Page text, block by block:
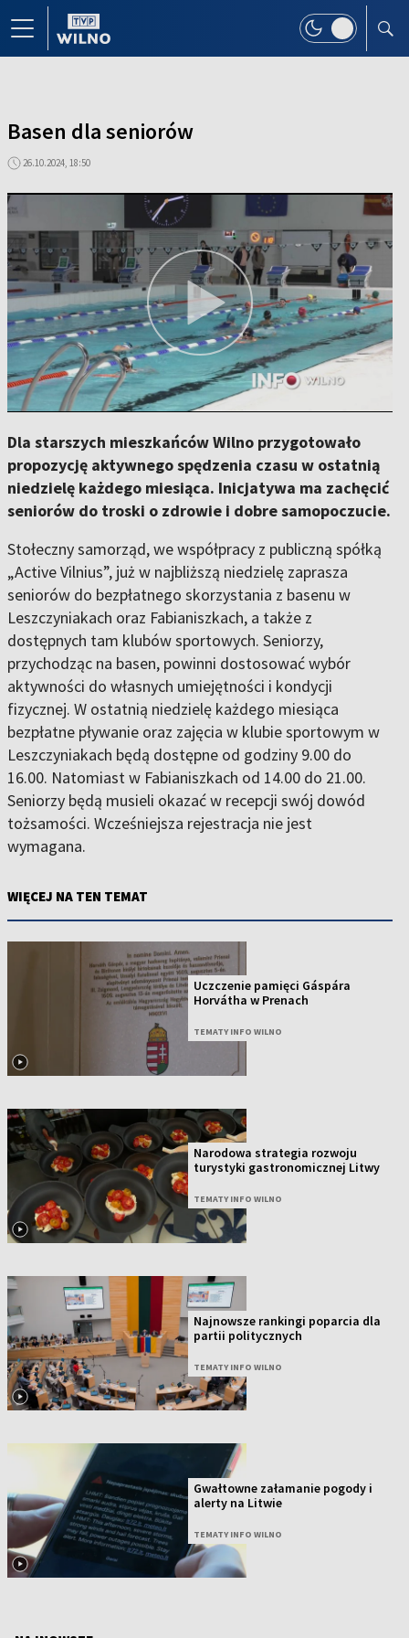
Basen dla seniorów
26.10.2024, 18:50
Dla starszych mieszkańców Wilno przygotowało
propozycję aktywnego spędzenia czasu w ostatnią
niedzielę każdego miesiąca. Inicjatywa ma zachęcić
seniorów do troski o zdrowie i dobre samopoczucie.
Stołeczny samorząd, we współpracy z publiczną spółką
„Active Vilnius”, już w najbliższą niedzielę zaprasza
seniorów do bezpłatnego skorzystania z basenu w
Leszczyniakach oraz Fabianiszkach, a także z
dostępnych tam klubów sportowych. Seniorzy,
przychodząc na basen, powinni dostosować wybór
aktywności do własnych umiejętności i kondycji
fizycznej. W ostatnią niedzielę każdego miesiąca
bezpłatne pływanie oraz zajęcia w klubie sportowym w
Leszczyniakach będą dostępne od godziny 9.00 do
16.00. Natomiast w Fabianiszkach od 14.00 do 21.00.
Seniorzy będą musieli okazać w recepcji swój dowód
tożsamości. Wcześniejsza rejestracja nie jest
wymagana.
WIĘCEJ NA TEN TEMAT
Uczczenie pamięci Gáspára
Horvátha w Prenach
TEMATY INFO WILNO
Narodowa strategia rozwoju
turystyki gastronomicznej Litwy
TEMATY INFO WILNO
Najnowsze rankingi poparcia dla
partii politycznych
TEMATY INFO WILNO
Gwałtowne załamanie pogody i
alerty na Litwie
TEMATY INFO WILNO